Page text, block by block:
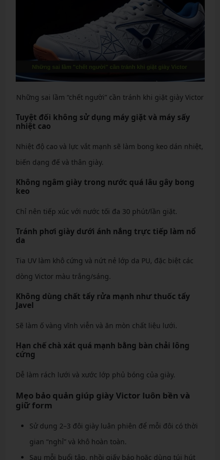
Những sai lầm “chết người” cần tránh khi giặt giày Victor
Tuyệt đối không sử dụng máy giặt và máy sấy
nhiệt cao
Nhiệt độ cao và lực vắt mạnh sẽ làm bong keo dán nhiệt,
biến dạng đế và thân giày.
Không ngâm giày trong nước quá lâu gây bong
keo
Chỉ nên tiếp xúc với nước tối đa 30 phút/lần giặt.
Tránh phơi giày dưới ánh nắng trực tiếp làm nổ
da
Tia UV làm khô cứng và nứt nẻ lớp da PU, đặc biệt các
dòng Victor màu trắng/sáng.
Không dùng chất tẩy rửa mạnh như thuốc tẩy
Javel
Sẽ làm ố vàng vĩnh viễn và ăn mòn chất liệu lưới.
Hạn chế chà xát quá mạnh bằng bàn chải lông
cứng
Dễ làm rách lưới và xước lớp phủ bóng của giày.
Mẹo bảo quản giúp giày Victor luôn bền và
giữ form
Sử dụng 2–3 đôi giày luân phiên để mỗi đôi có thời
gian “nghỉ” và khô hoàn toàn.
Sau mỗi buổi tập, nhồi giấy báo hoặc dùng túi hút